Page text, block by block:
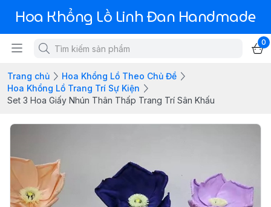
Hoa Khổng Lồ Linh Đan Handmade
0
Trang chủ
Hoa Khổng Lồ Theo Chủ Đề
Hoa Khổng Lồ Trang Trí Sự Kiện
Set 3 Hoa Giấy Nhún Thân Thấp Trang Trí Sân Khấu